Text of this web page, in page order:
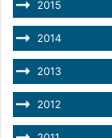
2015
2014
2013
2012